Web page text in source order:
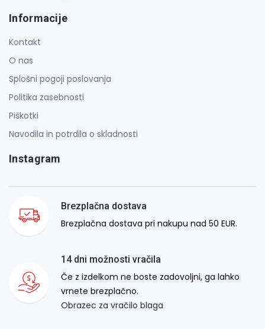
Informacije
Kontakt
O nas
Splošni pogoji poslovanja
Politika zasebnosti
Piškotki
Navodila in potrdila o skladnosti
Instagram
Brezplačna dostava
Brezplačna dostava pri nakupu nad 50 EUR.
14 dni možnosti vračila
Če z izdelkom ne boste zadovoljni, ga lahko
vrnete brezplačno.
Obrazec za vračilo blaga